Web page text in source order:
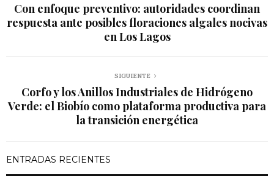
Con enfoque preventivo: autoridades coordinan
respuesta ante posibles floraciones algales nocivas
en Los Lagos
SIGUIENTE
Corfo y los Anillos Industriales de Hidrógeno
Verde: el Biobío como plataforma productiva para
la transición energética
ENTRADAS RECIENTES